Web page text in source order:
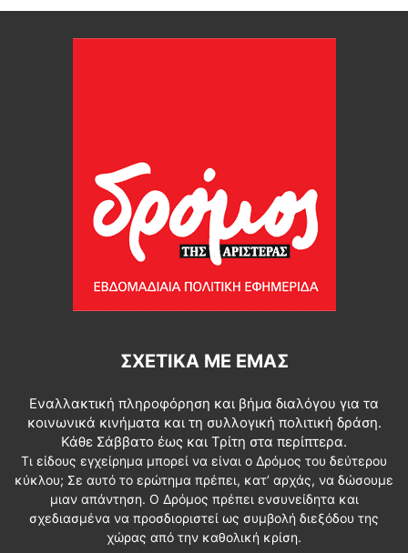
ΣΧΕΤΙΚΆ ΜΕ ΕΜΆΣ
Εναλλακτική πληροφόρηση και βήμα διαλόγου για τα
κοινωνικά κινήματα και τη συλλογική πολιτική δράση.
Κάθε Σάββατο έως και Τρίτη στα περίπτερα.
Τι είδους εγχείρημα μπορεί να είναι ο Δρόμος του δεύτερου
κύκλου; Σε αυτό το ερώτημα πρέπει, κατ’ αρχάς, να δώσουμε
μιαν απάντηση. Ο Δρόμος πρέπει ενσυνείδητα και
σχεδιασμένα να προσδιοριστεί ως συμβολή διεξόδου της
χώρας από την καθολική κρίση.